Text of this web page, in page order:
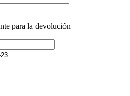
para la devolución